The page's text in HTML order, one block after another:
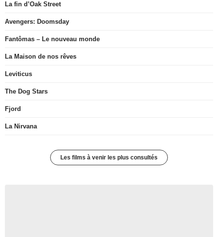
La fin d’Oak Street
Avengers: Doomsday
Fantômas – Le nouveau monde
La Maison de nos rêves
Leviticus
The Dog Stars
Fjord
La Nirvana
Les films à venir les plus consultés